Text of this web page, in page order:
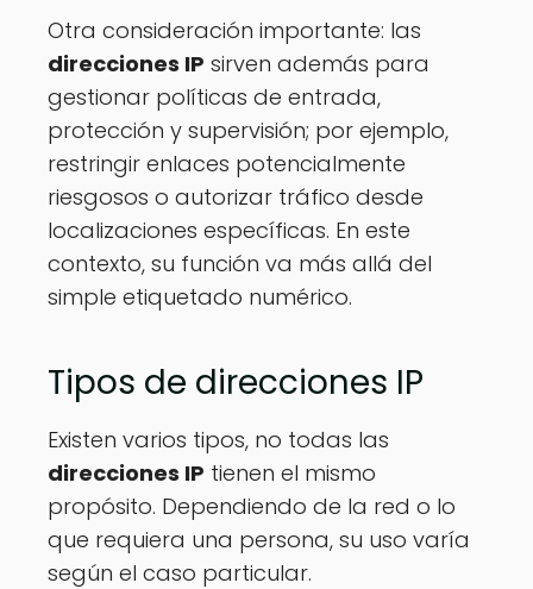
Otra consideración importante: las
direcciones IP sirven además para
gestionar políticas de entrada,
protección y supervisión; por ejemplo,
restringir enlaces potencialmente
riesgosos o autorizar tráfico desde
localizaciones específicas. En este
contexto, su función va más allá del
simple etiquetado numérico.
Tipos de direcciones IP
Existen varios tipos, no todas las
direcciones IP tienen el mismo
propósito. Dependiendo de la red o lo
que requiera una persona, su uso varía
según el caso particular.